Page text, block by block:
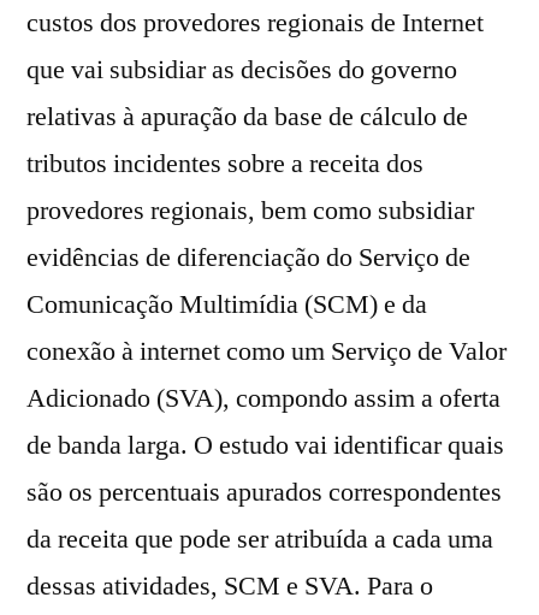
custos dos provedores regionais de Internet
que vai subsidiar as decisões do governo
relativas à apuração da base de cálculo de
tributos incidentes sobre a receita dos
provedores regionais, bem como subsidiar
evidências de diferenciação do Serviço de
Comunicação Multimídia (SCM) e da
conexão à internet como um Serviço de Valor
Adicionado (SVA), compondo assim a oferta
de banda larga. O estudo vai identificar quais
são os percentuais apurados correspondentes
da receita que pode ser atribuída a cada uma
dessas atividades, SCM e SVA. Para o